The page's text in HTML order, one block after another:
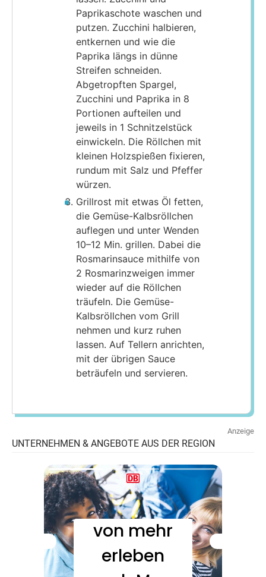
Paprikaschote waschen und
putzen. Zucchini halbieren,
entkernen und wie die
Paprika längs in dünne
Streifen schneiden.
Abgetropften Spargel,
Zucchini und Paprika in 8
Portionen aufteilen und
jeweils in 1 Schnitzelstück
einwickeln. Die Röllchen mit
kleinen Holzspießen fixieren,
rundum mit Salz und Pfeffer
würzen.
Grillrost mit etwas Öl fetten,
die Gemüse-Kalbsröllchen
auflegen und unter Wenden
10–12 Min. grillen. Dabei die
Rosmarinsauce mithilfe von
2 Rosmarinzweigen immer
wieder auf die Röllchen
träufeln. Die Gemüse-
Kalbsröllchen vom Grill
nehmen und kurz ruhen
lassen. Auf Tellern anrichten,
mit der übrigen Sauce
beträufeln und servieren.